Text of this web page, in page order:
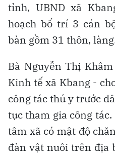
tỉnh, UBND xã
hoạch bố trí 3 cán
bàn gồm 31 thôn,
Bà Nguyễn Thị
Kinh tế xã Kbang -
công tác thú y trước
tục tham gia công
tâm xã có mật độ
đàn vật nuôi trên địa